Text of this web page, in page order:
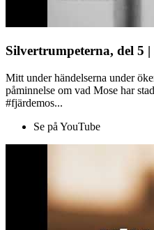
Silvertrumpeterna, del 5
Mitt under händelserna under
påminnelse om vad Mose har
#fjärdemos...
Se på YouTube